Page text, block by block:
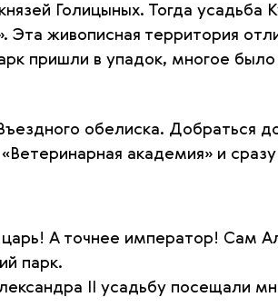
Голицыных. Тогда
Эта живописная территория
пришли в упадок, многое
обелиска. Добраться
«Ветеринарная академия» и
А точнее император! Сам
парк.
II усадьбу посещали